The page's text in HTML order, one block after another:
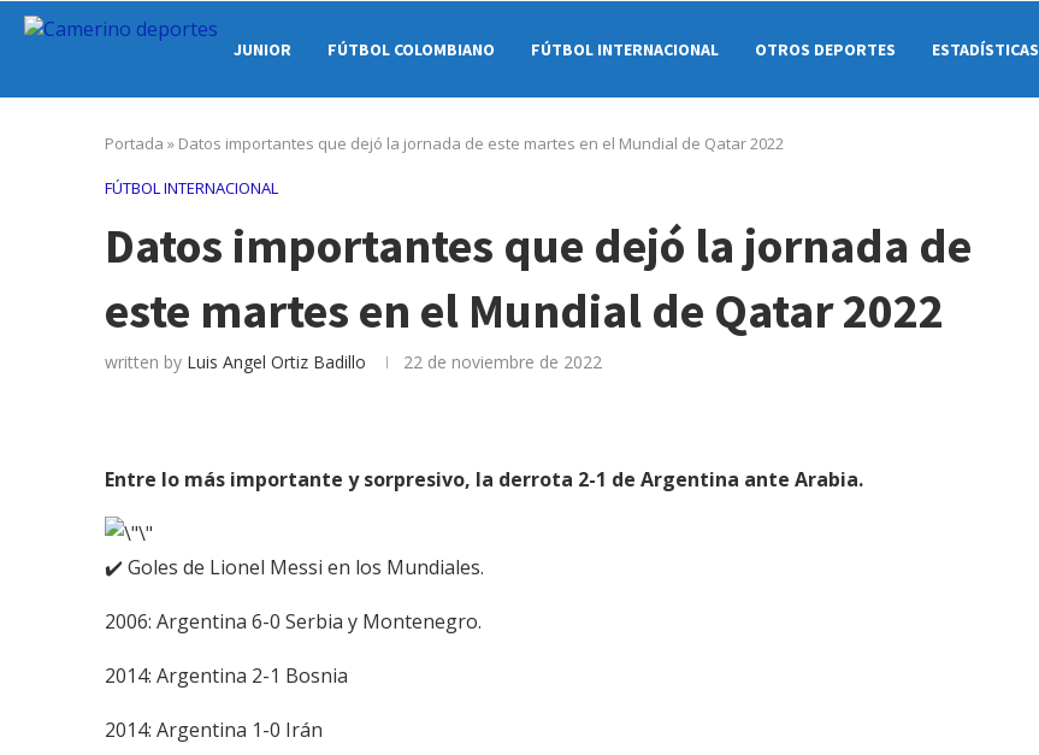
JUNIOR FÚTBOL COLOMBIANO FÚTBOL INTERNACIONAL OTROS DEPORTES ESTADÍSTICAS
Portada » Datos importantes que dejó la jornada de este martes en el Mundial de Qatar 2022
FÚTBOL INTERNACIONAL
Datos importantes que dejó la jornada de
este martes en el Mundial de Qatar 2022
written by Luis Angel Ortiz Badillo 22 de noviembre de 2022
Entre lo más importante y sorpresivo, la derrota 2-1 de Argentina ante Arabia.
✔️ Goles de Lionel Messi en los Mundiales.
2006: Argentina 6-0 Serbia y Montenegro.
2014: Argentina 2-1 Bosnia
2014: Argentina 1-0 Irán